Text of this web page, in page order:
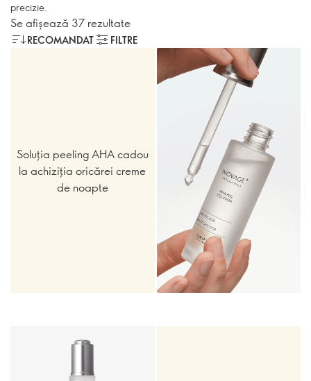
precizie.
Se afișează 37 rezultate
RECOMANDAT FILTRE
Soluția peeling AHA cadou
la achiziția oricărei creme
de noapte